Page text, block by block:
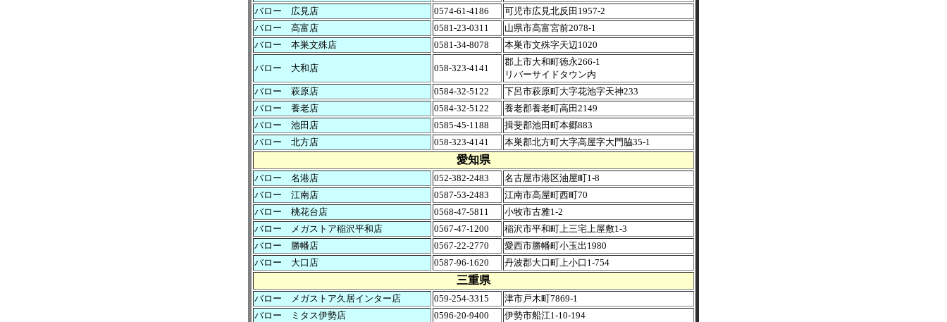
バロー 広見店
0574-61-4186
可児市広見北反田1957-2
バロー 高富店
0581-23-0311
山県市高富宮前2078-1
バロー 本巣文殊店
0581-34-8078 本巣市文殊字天辺1020
バロー 大和店 058-323-4141
郡上市大和町徳永266-1
リバーサイドタウン内
バロー 萩原店
0584-32-5122
下呂市萩原町大字花池字天神233
バロー 養老店
0584-32-5122
養老郡養老町高田2149
バロー 池田店
0585-45-1188
揖斐郡池田町本郷883
バロー 北方店
058-323-4141 本巣郡北方町大字高屋字大門脇35-1
愛知県
バロー 名港店 052-382-2483
名古屋市港区油屋町1-8
バロー 江南店
0587-53-2483
江南市高屋町西町70
バロー 桃花台店
0568-47-5811
小牧市古雅1-2
バロー メガストア稲沢平和店
0567-47-1200
稲沢市平和町上三宅上屋敷1-3
バロー 勝幡店
0567-22-2770
愛西市勝幡町小玉出1980
バロー 大口店
0587-96-1620 丹波郡大口町上小口1-754
三重県
バロー メガストア久居インター店 059-254-3315
津市戸木町7869-1
バロー ミタス伊勢店
0596-20-9400 伊勢市船江1-10-194